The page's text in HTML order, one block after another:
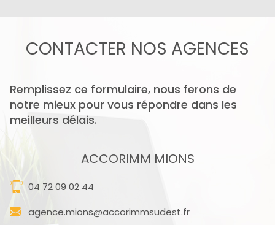
CONTACTER NOS AGENCES
Remplissez ce formulaire, nous ferons de
notre mieux pour vous répondre dans les
meilleurs délais.
ACCORIMM MIONS
04 72 09 02 44
agence.mions@accorimmsudest.fr